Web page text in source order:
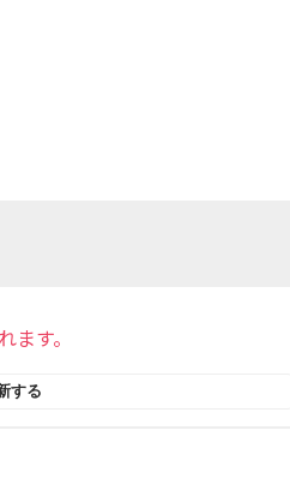
す。
する